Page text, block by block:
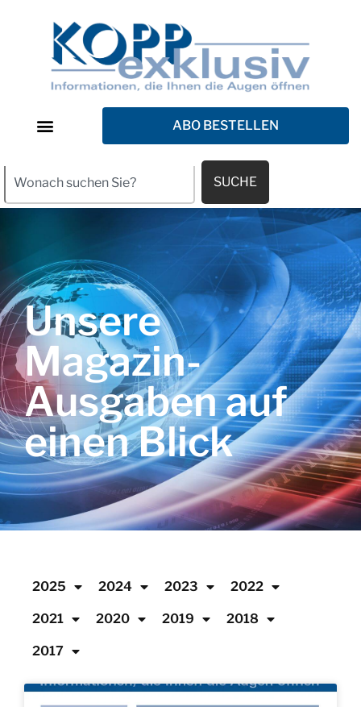
ABO BESTELLEN
SUCHE
Unsere
Magazin-
Ausgaben auf
einen Blick
2025 2024 2023 2022
2021 2020 2019 2018
2017